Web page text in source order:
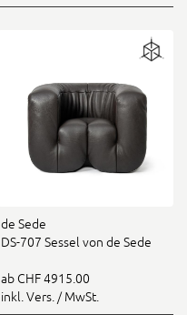
de Sede
DS-707 Sessel von de Sede
ab CHF 4915.00
inkl. Vers. / MwSt.